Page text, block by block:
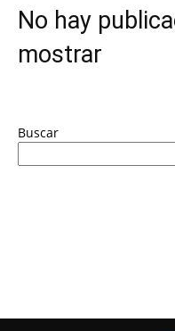
No hay
mostrar
Buscar